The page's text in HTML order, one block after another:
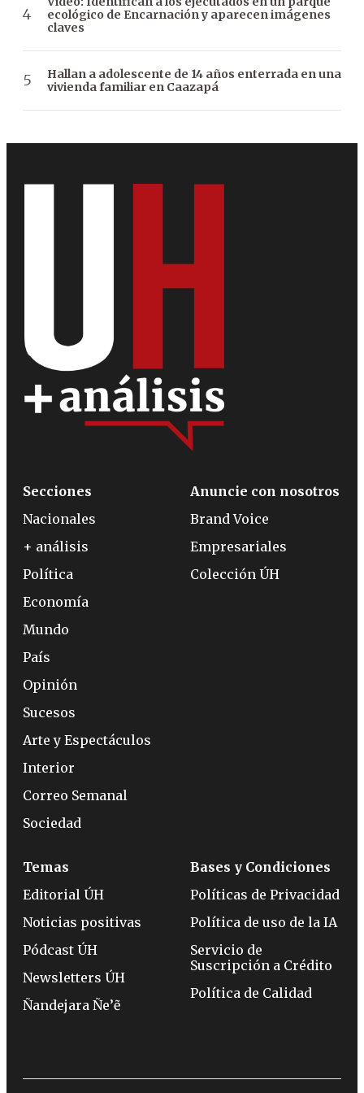
ecológico de Encarnación y aparecen imágenes
claves
Hallan a adolescente de 14 años enterrada en una
vivienda familiar en Caazapá
Secciones
Nacionales
+ análisis
Política
Economía
Mundo
País
Opinión
Sucesos
Arte y Espectáculos
Interior
Correo Semanal
Sociedad
Anuncie con nosotros
Brand Voice
Empresariales
Colección ÚH
Temas
Editorial ÚH
Noticias positivas
Pódcast ÚH
Newsletters ÚH
Ñandejara Ñe’ẽ
Bases y Condiciones
Políticas de Privacidad
Política de uso de la IA
Servicio de
Suscripción a Crédito
Política de Calidad